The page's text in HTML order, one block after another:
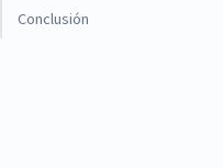
Conclusión